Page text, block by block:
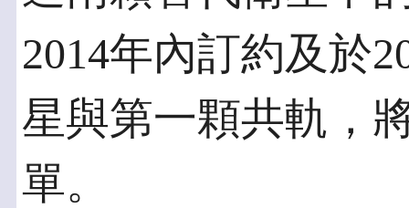
2014年內訂約及於
星與第一顆共軌，
單。